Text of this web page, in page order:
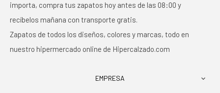
importa, compra tus zapatos hoy antes de las 08:00 y
recíbelos mañana con transporte gratis.
Zapatos de todos los diseños, colores y marcas, todo en
nuestro hipermercado online de Hipercalzado.com
EMPRESA 